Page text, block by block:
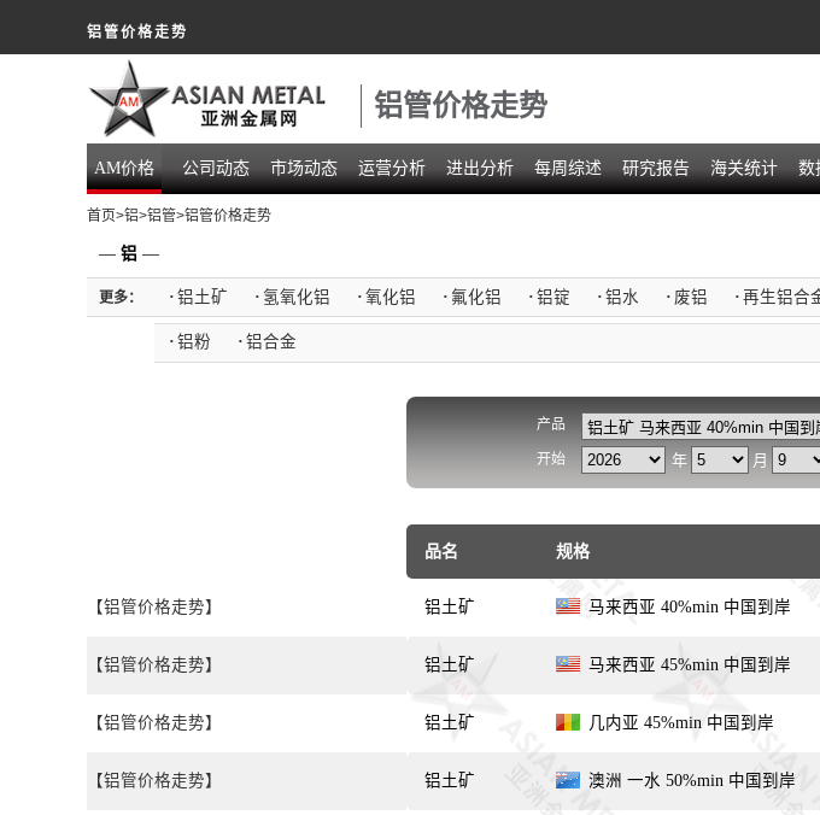
铝管价格走势
铝管价格走势
AM价格 公司动态 市场动态 运营分析 进出分析 每周综述 研究报告 海关统计 数
首页>铝>铝管>铝管价格走势
— 铝 —
更多： · 铝土矿 · 氢氧化铝 · 氧化铝 · 氟化铝 · 铝锭 · 铝水 · 废铝 · 再生铝合
· 铝粉 · 铝合金
【铝管价格走势】
【铝管价格走势】
【铝管价格走势】
【铝管价格走势】
产品
开始 年 月
品名 规格
铝土矿 马来西亚 40%min 中国到岸
铝土矿 马来西亚 45%min 中国到岸
铝土矿 几内亚 45%min 中国到岸
铝土矿 澳洲 一水 50%min 中国到岸